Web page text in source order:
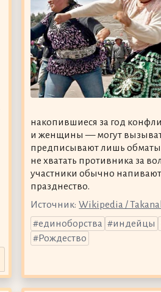
накопившиеся за год
и женщины — могут
предписывают лишь
не хватать противника за
участники обычно
празднество.
Источник: Wikipedia /
единоборства
индейцы
Рождество